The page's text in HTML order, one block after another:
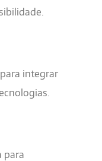
integrar
para